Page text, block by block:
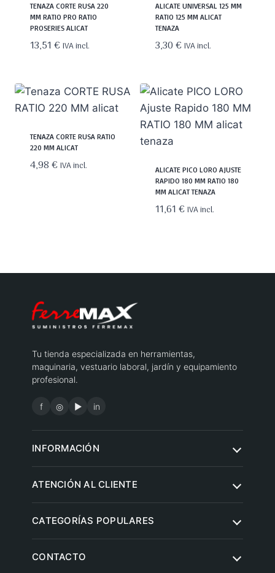
TENAZA CORTE RUSA 220
MM RATIO PRO RATIO
PROSERIES ALICAT
13,51€ IVA incl.
ALICATE UNIVERSAL 125 MM
RATIO 125 MM ALICAT
TENAZA
3,30€ IVA incl.
TENAZA CORTE RUSA RATIO
220 MM ALICAT
4,98€ IVA incl.
ALICATE PICO LORO AJUSTE
RAPIDO 180 MM RATIO 180
MM ALICAT TENAZA
11,61€ IVA incl.
Tu tienda especializada en herramientas,
maquinaria, vestuario laboral, jardín y equipamiento
profesional.
f ◎ ▶ in
ATENCIÓN AL CLIENTE
Envíos y entregas
INFORMACIÓN
Aviso legal
CATEGORÍAS POPULARES
CONTACTO